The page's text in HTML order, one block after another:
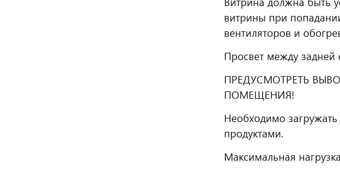
витрины при
вентиляторов и
Просвет между
ПРЕДУСМОТРЕТЬ
ПОМЕЩЕНИЯ!
Необходимо
продуктами.
Максимальная